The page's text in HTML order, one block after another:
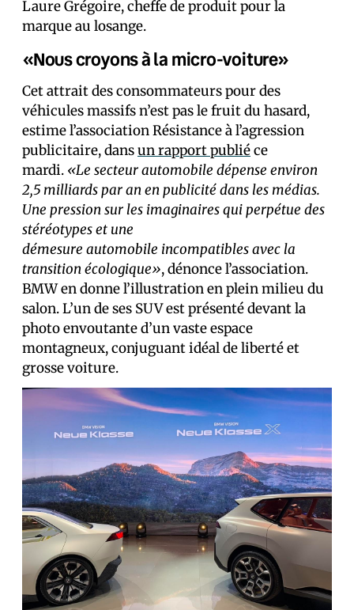
Laure Grégoire, cheffe de produit pour la
marque au losange.
«Nous croyons à la micro-voiture»
Cet attrait des consommateurs pour des
véhicules massifs n’est pas le fruit du hasard,
estime l’association Résistance à l’agression
publicitaire, dansun rapport publiéce
mardi. «Le secteur automobile dépense environ
2,5 milliards par an en publicité dans les médias.
Une pression sur les imaginaires qui perpétue des
stéréotypes et une
démesure automobile incompatibles avec la
transition écologique», dénonce l’association.
BMW en donne l’illustration en plein milieu du
salon. L’un de ses SUV est présenté devant la
photo envoutante d’un vaste espace
montagneux, conjuguant idéal de liberté et
grosse voiture.